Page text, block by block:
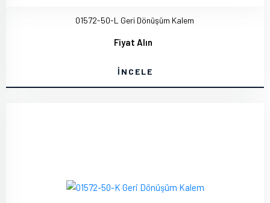
01572-50-L Geri Dönüşüm Kalem
Fiyat Alın
İNCELE